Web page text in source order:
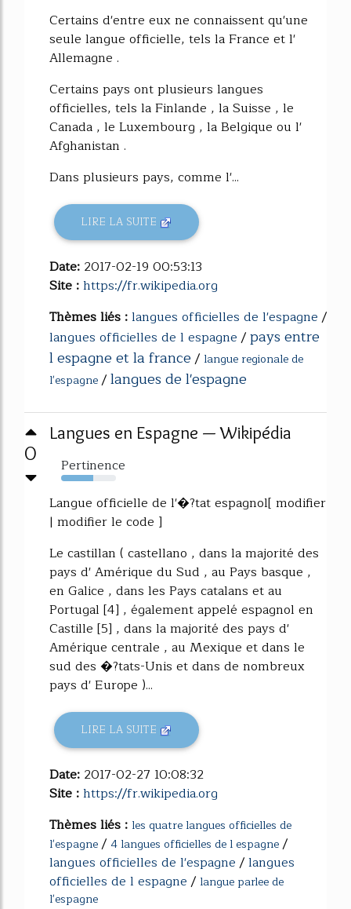
Certains d'entre eux ne connaissent qu'une
seule langue officielle, tels la France et l'
Allemagne .
Certains pays ont plusieurs langues
officielles, tels la Finlande , la Suisse , le
Canada , le Luxembourg , la Belgique ou l'
Afghanistan .
Dans plusieurs pays, comme l'...
LIRE LA SUITE
Date: 2017-02-19 00:53:13
Site :https://fr.wikipedia.org
Thèmes liés :langues officielles de l'espagne/
langues officielles de l espagne/pays entre
l espagne et la france/ langue regionale de
l'espagne/langues de l'espagne
0
Langues en Espagne — Wikipédia
Pertinence
59%
Langue officielle de l'�?tat espagnol[ modifier
| modifier le code ]
Le castillan ( castellano , dans la majorité des
pays d' Amérique du Sud , au Pays basque ,
en Galice , dans les Pays catalans et au
Portugal [4] , également appelé espagnol en
Castille [5] , dans la majorité des pays d'
Amérique centrale , au Mexique et dans le
sud des �?tats-Unis et dans de nombreux
pays d' Europe )...
LIRE LA SUITE
Date: 2017-02-27 10:08:32
Site :https://fr.wikipedia.org
Thèmes liés : les quatre langues officielles de
l'espagne/ 4 langues officielles de l espagne/
langues officielles de l'espagne/langues
officielles de l espagne/ langue parlee de
l'espagne